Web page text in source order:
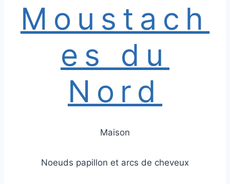
Moustach
es du
Nord
Maison
Noeuds papillon et arcs de cheveux